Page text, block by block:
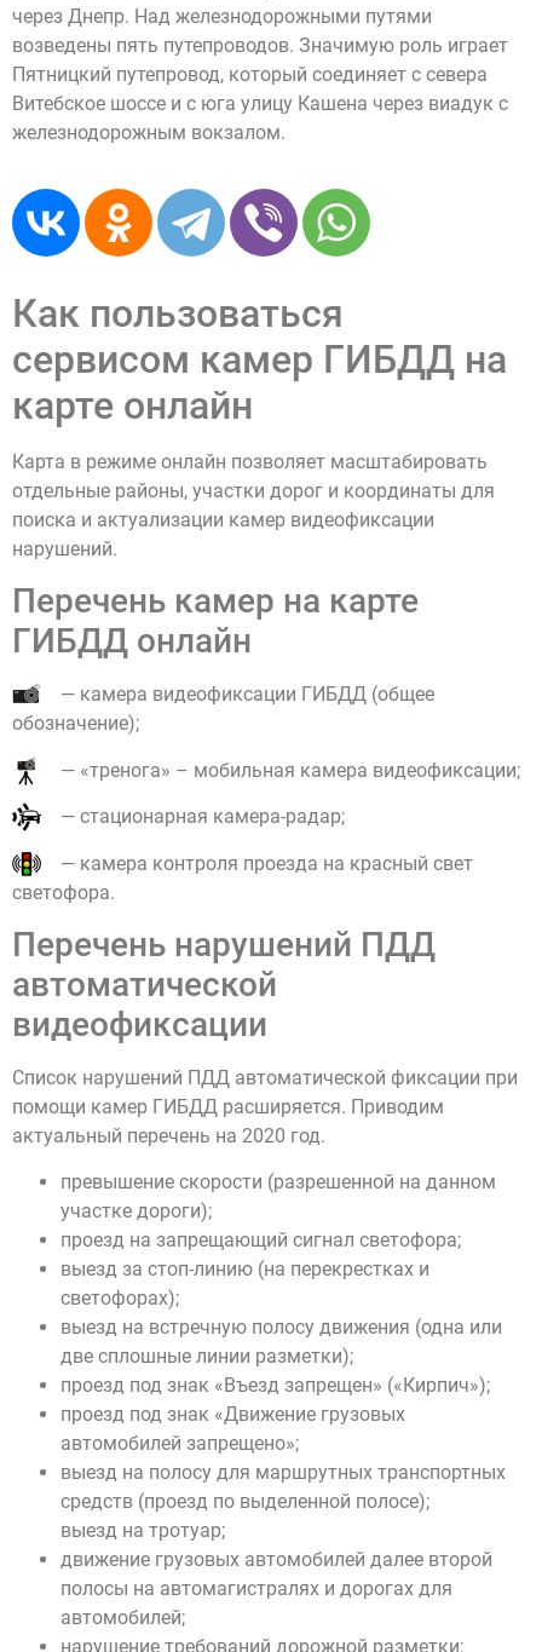
через Днепр. Над железнодорожными путями
возведены пять путепроводов. Значимую роль играет
Пятницкий путепровод, который соединяет с севера
Витебское шоссе и с юга улицу Кашена через виадук с
железнодорожным вокзалом.
Как пользоваться
сервисом камер ГИБДД на
карте онлайн
Карта в режиме онлайн позволяет масштабировать
отдельные районы, участки дорог и координаты для
поиска и актуализации камер видеофиксации
нарушений.
Перечень камер на карте
ГИБДД онлайн
— камера видеофиксации ГИБДД (общее
обозначение);
— «тренога» – мобильная камера видеофиксации;
— стационарная камера-радар;
— камера контроля проезда на красный свет
светофора.
Перечень нарушений ПДД
автоматической
видеофиксации
Список нарушений ПДД автоматической фиксации при
помощи камер ГИБДД расширяется. Приводим
актуальный перечень на 2020 год.
превышение скорости (разрешенной на данном
участке дороги);
проезд на запрещающий сигнал светофора;
выезд за стоп-линию (на перекрестках и
светофорах);
выезд на встречную полосу движения (одна или
две сплошные линии разметки);
проезд под знак «Въезд запрещен» («Кирпич»);
проезд под знак «Движение грузовых
автомобилей запрещено»;
выезд на полосу для маршрутных транспортных
средств (проезд по выделенной полосе);
выезд на тротуар;
движение грузовых автомобилей далее второй
полосы на автомагистралях и дорогах для
автомобилей;
нарушение требований дорожной разметки;